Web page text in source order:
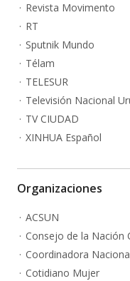
Revista Movimento
RT
Sputnik Mundo
Télam
TELESUR
Televisión Nacional
TV CIUDAD
XINHUA Español
Organizaciones
ACSUN
Consejo de la Nación
Coordinadora
Cotidiano Mujer